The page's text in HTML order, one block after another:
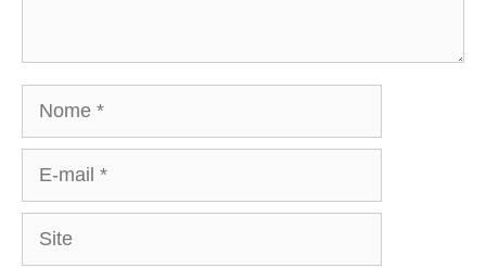
Nome
mail
Site